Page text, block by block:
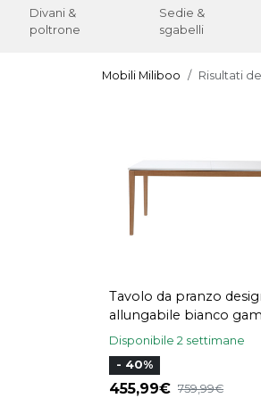
Divani &
poltrone
Sedie &
sgabelli
Mobili Miliboo
Risultati
Tavolo da pranzo
allungabile bianco
legno L180-260 DELAH
Disponibile 2 settimane
- 40%
455,99 759,99